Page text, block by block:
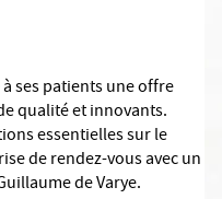
ses patients une offre
qualité et innovants.
essentielles sur le
de rendez-vous avec un
de Varye.